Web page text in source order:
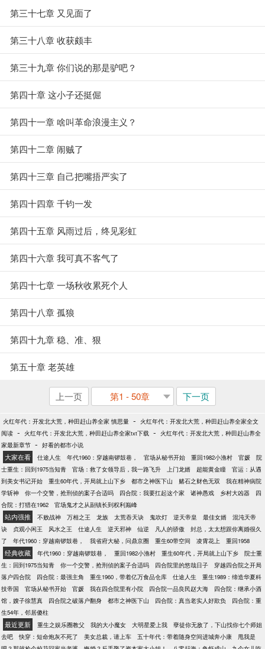
第三十七章 又见面了
第三十八章 收获颇丰
第三十九章 你们说的那是驴吧？
第四十章 这小子还挺倔
第四十一章 啥叫革命浪漫主义？
第四十二章 闹贼了
第四十三章 自己把嘴捂严实了
第四十四章 千钧一发
第四十五章 风雨过后，终见彩虹
第四十六章 我可真不客气了
第四十七章 一场秋收累死个人
第四十八章 孤狼
第四十九章 稳、准、狠
第五十章 老英雄
上一页 第1 - 50章 下一页
火红年代：开发北大荒，种田赶山养全家 慎思量 -
火红年代：开发北大荒，种田赶山养全家全文
阅读 - 火红年代：开发北大荒，种田赶山养全家txt下载 -
火红年代：开发北大荒，种田赶山养全
家最新章节 - 好看的都市小说
大家在看 仕途人生 年代1960：穿越南锣鼓巷， 官场从秘书开始 重回1982小渔村 官媛
院
士重生：回到1975当知青
官场：救了女领导后，我一路飞升 上门龙婿 超能黄金瞳
官运：从遇
到美女书记开始
重生60年代，开局就上山下乡 都市之神医下山 赌石之财色无双
我在精神病院
学斩神
你一个交警，抢刑侦的案子合适吗 四合院：我要扛起这个家 诸神愚戏 乡村大凶器
四
合院：打猎在1962
官场鬼才之从副镇长到权利巅峰
站内强推 不败战神 万相之王 龙族 太荒吞天诀 鬼吹灯 逆天帝皇 最佳女婿
混沌天帝
诀
贞观小闲王 风水之王 仕途人生 逆天邪神 仙逆 凡人的骄傲
封总，太太想跟你离婚很久
了
年代1960：穿越南锣鼓巷， 我省府大秘，问鼎京圈 重生60带空间 凌霄花上 重回1958
经典收藏 年代1960：穿越南锣鼓巷， 重回1982小渔村 重生60年代，开局就上山下乡
院士重
生：回到1975当知青
你一个交警，抢刑侦的案子合适吗 四合院里的悠哉日子
穿越四合院之开局
落户四合院
四合院：最强主角 重生1960，带着亿万食品仓库 仕途人生
重生1989：缔造华夏科
技帝国
官场从秘书开始 官媛 我在四合院里有小院 四合院一品良民赵大海
四合院：继承小酒
馆，嫂子徐慧真
四合院之破落户翻身 都市之神医下山 四合院：真当老实人好欺负
四合院：重
生54年，邻居傻柱
最近更新 重生之娱乐圈教父 我的大小魔女 大明星爱上我
孽徒你无敌了，下山找你七个师姐
去吧
快穿：短命炮灰不死了 美女总裁，请上车 五十年代：带着随身空间进城奔小康
甩我是